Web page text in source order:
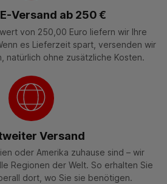
Versand ab 250 €
von 250,00 Euro liefern wir Ihre
es Lieferzeit spart, versenden wir
natürlich ohne zusätzliche Kosten.
Versand
oder Amerika zuhause sind – wir
Regionen der Welt. So erhalten Sie
dort, wo Sie sie benötigen.